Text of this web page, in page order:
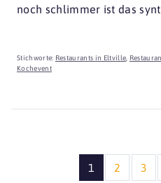
noch schlimmer ist das
Stichworte: Restaurants in Eltville
Kochevent
1 2 3